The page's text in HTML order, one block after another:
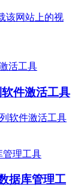
该网站上的视
件激活工具
软件激活工具
据库管理工